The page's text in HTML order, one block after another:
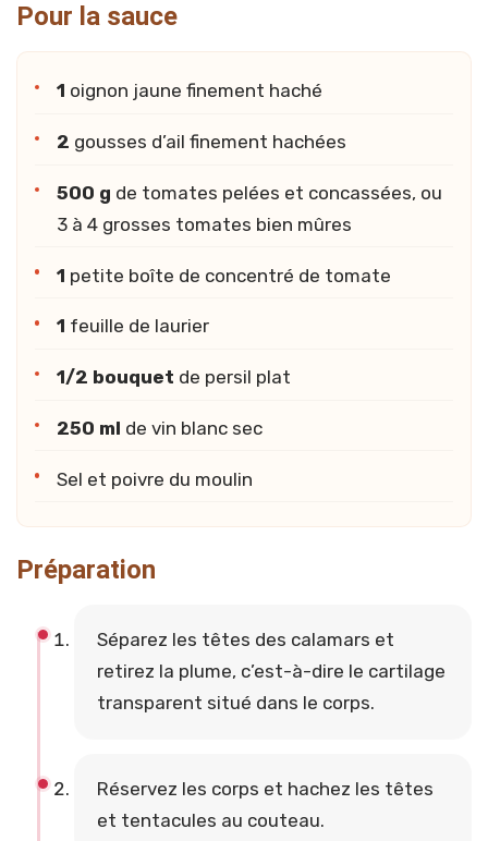
Pour la sauce
1 oignon jaune finement haché
2 gousses d’ail finement hachées
500 g de tomates pelées et concassées, ou
3 à 4 grosses tomates bien mûres
1 petite boîte de concentré de tomate
1 feuille de laurier
1/2 bouquet de persil plat
250 ml de vin blanc sec
Sel et poivre du moulin
Préparation
Séparez les têtes des calamars et
retirez la plume, c’est-à-dire le cartilage
transparent situé dans le corps.
Réservez les corps et hachez les têtes
et tentacules au couteau.